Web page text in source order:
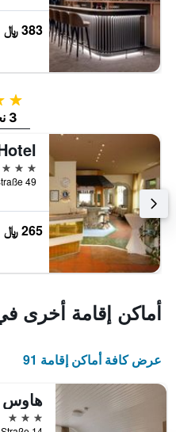
383 ﷼
3 نجوم
3 نجوم
265 ﷼
أماكن إقامة أخرى
عرض كافة أماكن إقامة 91
هاوس
3 نجوم